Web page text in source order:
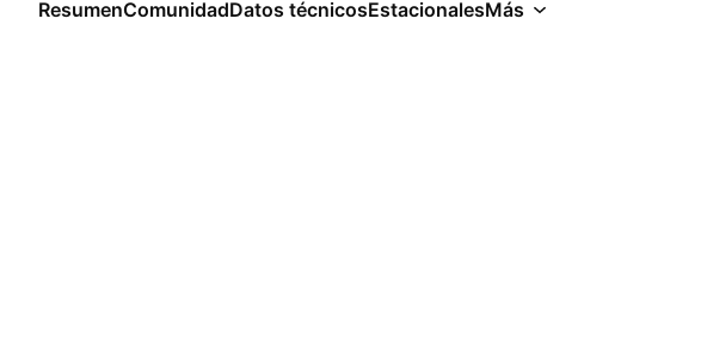
ResumenComunidadDatos técnicosEstacionalesMás